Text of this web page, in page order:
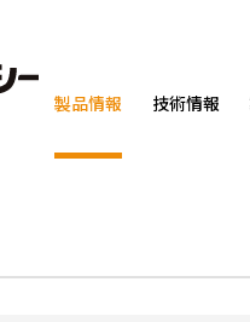
製品情報 技術情報